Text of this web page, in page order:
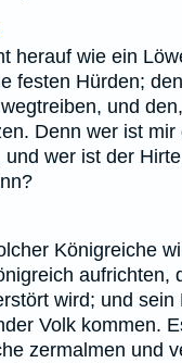
herauf wie ein
festen Hürden;
und
Denn wer ist mir
und wer ist der
Königreiche
aufrichten,
wird; und sein
Volk kommen.
zermalmen und